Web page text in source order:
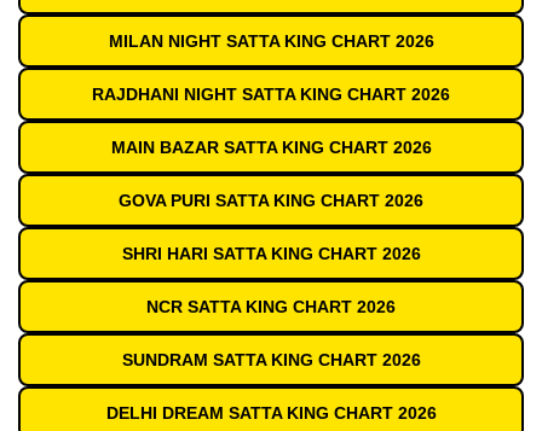
MILAN NIGHT SATTA KING CHART 2026
RAJDHANI NIGHT SATTA KING CHART 2026
MAIN BAZAR SATTA KING CHART 2026
GOVA PURI SATTA KING CHART 2026
SHRI HARI SATTA KING CHART 2026
NCR SATTA KING CHART 2026
SUNDRAM SATTA KING CHART 2026
DELHI DREAM SATTA KING CHART 2026